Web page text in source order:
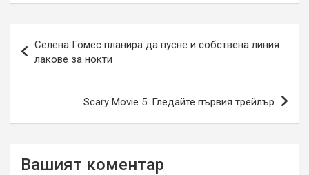
Селена Гомес планира да пусне и собствена линия
лакове за нокти
Scary Movie 5: Гледайте първия трейлър
Вашият коментар